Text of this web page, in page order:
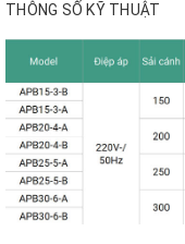
THÔNG SỐ KỸ THUẬT